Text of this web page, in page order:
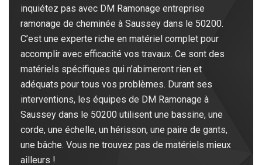
inquiétez pas avec DM Ramonage entreprise
ramonage de cheminée à Saussey dans le 50200.
C’est une experte riche en matériel complet pour
accomplir avec efficacité vos travaux. Ce sont des
matériels spécifiques qui n’abimeront rien et
adéquats pour tous vos problèmes. Durant ses
interventions, les équipes de DM Ramonage à
Saussey dans le 50200 utilisent une bassine, une
corde, une échelle, un hérisson, une paire de gants,
une bâche. Vous ne trouvez pas de matériels mieux
ailleurs !